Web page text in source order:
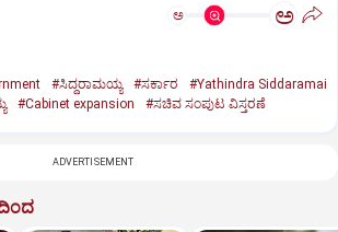
ಅ ಅ
#ಸಿದ್ದರಾಮಯ್ಯ #ಸರ್ಕಾರ
#Yathindra Siddaramai
#Cabinet expansion #ಸಚಿವ ಸಂಪುಟ ವಿಸ್ತರಣೆ
ADVERTISEMENT